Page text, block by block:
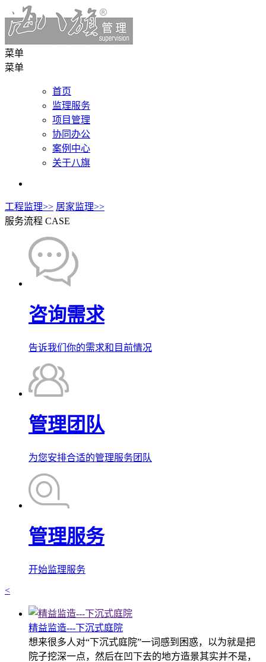
菜单
菜单
首页
监理服务
项目管理
协同办公
案例中心
关于八旗
工程监理>> 居家监理>>
服务流程 CASE
咨询需求
告诉我们你的需求和目前情况
管理团队
为您安排合适的管理服务团队
管理服务
开始监理服务
<
精益监造---下沉式庭院
想来很多人对“下沉式庭院”一词感到困惑，以为就是把
院子挖深一点，然后在凹下去的地方造景其实并不是，